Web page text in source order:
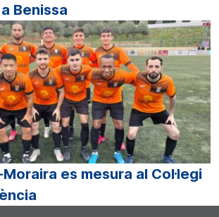
Benissa
Moraira es mesura al Col·legi